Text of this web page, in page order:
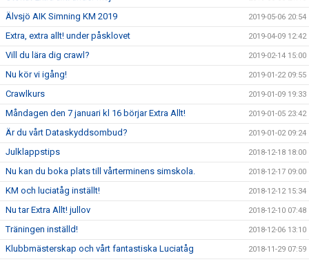
Älvsjö AIK Simning KM 2019 2019-05-06 20:54
Extra, extra allt! under påsklovet 2019-04-09 12:42
Vill du lära dig crawl? 2019-02-14 15:00
Nu kör vi igång! 2019-01-22 09:55
Crawlkurs 2019-01-09 19:33
Måndagen den 7 januari kl 16 börjar Extra Allt! 2019-01-05 23:42
Är du vårt Dataskyddsombud? 2019-01-02 09:24
Julklappstips 2018-12-18 18:00
Nu kan du boka plats till vårterminens simskola. 2018-12-17 09:00
KM och luciatåg inställt! 2018-12-12 15:34
Nu tar Extra Allt! jullov 2018-12-10 07:48
Träningen inställd! 2018-12-06 13:10
Klubbmästerskap och vårt fantastiska Luciatåg 2018-11-29 07:59